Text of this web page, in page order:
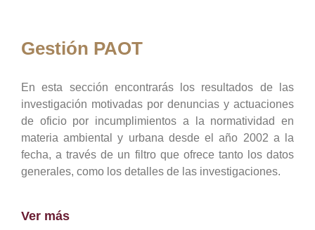
Gestión PAOT
En esta sección encontrarás los resultados de las
investigación motivadas por denuncias y actuaciones
de oficio por incumplimientos a la normatividad en
materia ambiental y urbana desde el año 2002 a la
fecha, a través de un filtro que ofrece tanto los datos
generales, como los detalles de las investigaciones.
Ver más